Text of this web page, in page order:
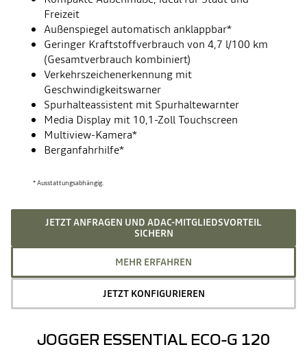
Freizeit
Außenspiegel automatisch anklappbar*
Geringer Kraftstoffverbrauch von 4,7 l/100 km
(Gesamtverbrauch kombiniert)
Verkehrszeichenerkennung mit
Geschwindigkeitswarner
Spurhalteassistent mit Spurhaltewarnter
Media Display mit 10,1-Zoll Touchscreen
Multiview-Kamera*
Berganfahrhilfe*
* Ausstattungsabhängig.
JETZT ANFRAGEN UND ADAC-MITGLIEDSVORTEIL
SICHERN
MEHR ERFAHREN
JETZT KONFIGURIEREN
JOGGER ESSENTIAL ECO-G 120